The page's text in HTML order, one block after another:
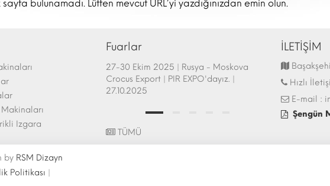
sayfa bulunamadı. Lütfen mevcut URL’yi yazdığınızdan emin olun.
Makinaları
Izgara
Fuarlar
- Atlanta 26-28 Şubat
| 26.02.2025
27-30 Ekim 2025 | Rusya - Moskova
Crocus Export | PIR EXPO'dayız. |
27.10.2025
44.İtalya -
Fuarı Katılımı |
TÜMÜ
İLETİŞİM
Hızlı
E-mail :
Şengün
by RSM Dizayn
Politikası |